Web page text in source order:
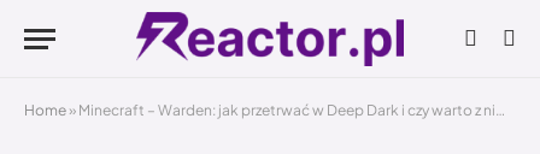
Home » Minecraft – Warden: jak przetrwać w Deep Dark i czy warto z nim walczyć?